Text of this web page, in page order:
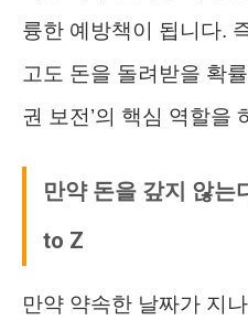
륭한 예방책이 됩니다.
고도 돈을 돌려받을 확
권 보전’의 핵심 역할을
만약 돈을 갚지 않는
to Z
만약 약속한 날짜가 지